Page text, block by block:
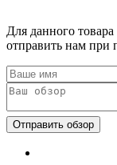
Для данного
отправить нам